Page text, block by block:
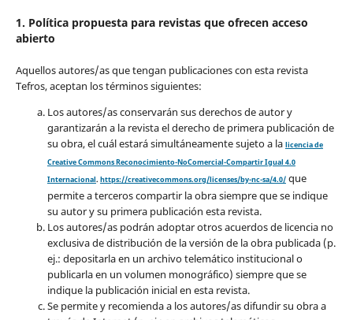
1. Política propuesta para revistas que ofrecen acceso
abierto
Aquellos autores/as que tengan publicaciones con esta revista
Tefros, aceptan los términos siguientes:
Los autores/as conservarán sus derechos de autor y
garantizarán a la revista el derecho de primera publicación de
su obra, el cuál estará simultáneamente sujeto a la licencia de
Creative Commons Reconocimiento-NoComercial-Compartir Igual 4.0
Internacional. https://creativecommons.org/licenses/by-nc-sa/4.0/que
permite a terceros compartir la obra siempre que se indique
su autor y su primera publicación esta revista.
Los autores/as podrán adoptar otros acuerdos de licencia no
exclusiva de distribución de la versión de la obra publicada (p.
ej.: depositarla en un archivo telemático institucional o
publicarla en un volumen monográfico) siempre que se
indique la publicación inicial en esta revista.
Se permite y recomienda a los autores/as difundir su obra a